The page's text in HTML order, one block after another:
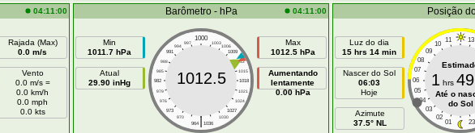
04:11:00
Rajada (Max)
0.0 m/s
Vento
0.0 m/s =
0.0 km/h
0.0 mph
0.0 kts
Barômetro - hPa 04:11:00
Min
1011.7 hPa
Atual
29.90 inHg
1000
997 1003
994
1006
991
1009
988
1012
985
1015
982
1018
979
1021
976
1024
973
1027
970
1030
|
964 1036
1012.5
Max
1012.5 hPa
Aumentando
lentamente
0.00 hPa
Posição
Luz do dia
15 hrs 14 min
Nascer do Sol
06:03
Hoje
Azimute
37.5° NL
11 13
10
09
08
07
06
05
04
03
02
01 23
1 hrs 49
Até o
do Sol